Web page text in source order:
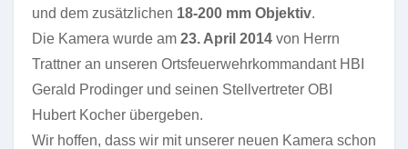
und dem zusätzlichen 18-200 mm Objektiv.
Die Kamera wurde am 23. April 2014 von Herrn
Trattner an unseren Ortsfeuerwehrkommandant HBI
Gerald Prodinger und seinen Stellvertreter OBI
Hubert Kocher übergeben.
Wir hoffen, dass wir mit unserer neuen Kamera schon